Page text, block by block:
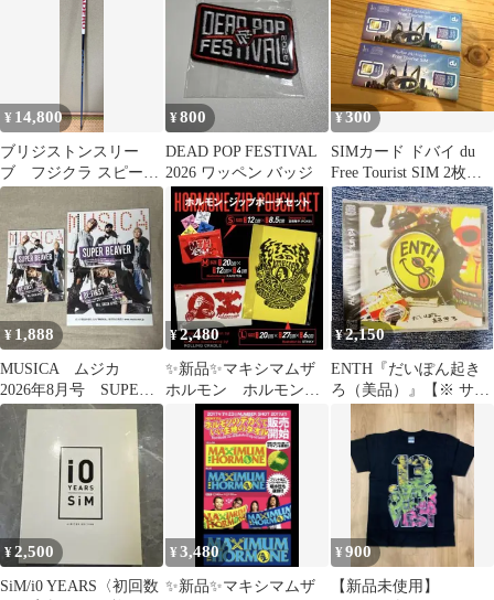
¥ 14,800
ブリジストンスリー
ブ フジクラ スピーダ
ーNXブルー 新品
CADEROグリップ
¥800
DEAD POP FESTIVAL
2026 ワッペン バッジ
¥300
SIMカード ドバイ du
Free Tourist SIM 2枚セ
ット
¥ 1,888
MUSICA ムジカ
2026年8月号 SUPER
BEAVER ポスター付き
¥2,480
✨新品✨マキシマムザ
ホルモン ホルモン・
ジップポーチセット
¥2,150
ENTH『だいぽん起き
ろ（美品）』【※ サブ
スク未配信】
¥2,500
SiM/i0 YEARS〈初回数
¥3,480
✨新品✨マキシマムザ
¥900
【新品未使用】